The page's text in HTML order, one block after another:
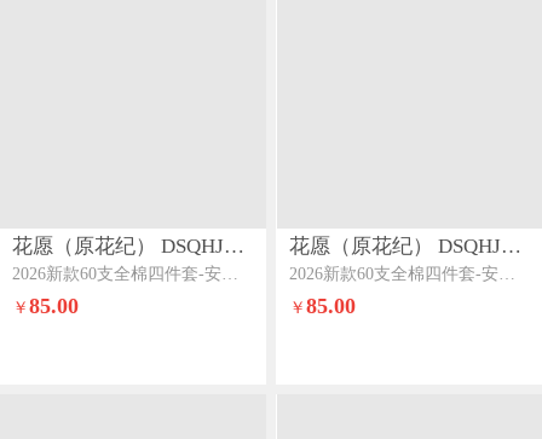
花愿（原花纪） DSQHJ910
2026新款60支全棉四件套-安娜安娜-暖心粉
￥85.00
花愿（原花纪） DSQHJ910
2026新款60支全棉四件套-安娜安娜-丁香紫
￥ 85.00